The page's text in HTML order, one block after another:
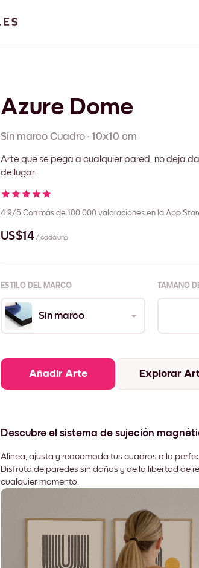
Azure Dome
Sin marco Cuadro · 10x10 cm
Arte que se pega a cualquier pared, no deja
de lugar.
4.9/5 Con más de 100.000 valoraciones en la App
US$14 / cada uno
ESTILO DEL MARCO TAMAÑO
Sin marco
Añadir Arte Explorar
Descubre el sistema de sujeción
Alinea, ajusta y reacomoda tus cuadros a la
Disfruta de paredes sin daños y de la libertad de
cualquier momento.